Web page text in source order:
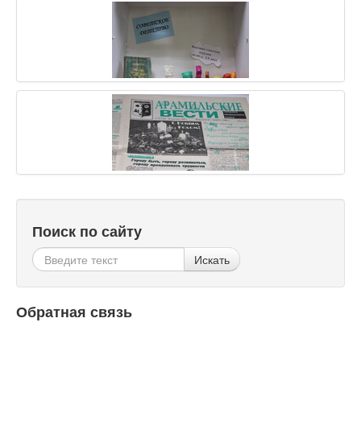
Поиск по сайту
Искать
Обратная связь